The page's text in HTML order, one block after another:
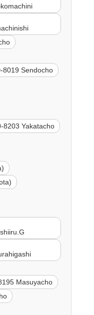
8019 Sendocho
8203 Yakatacho
Masuyacho